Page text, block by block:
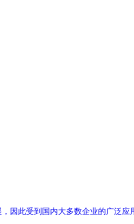
因此受到国内大多数企业的广泛